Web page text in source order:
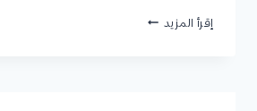
إقرأ المزيد أكاديمية